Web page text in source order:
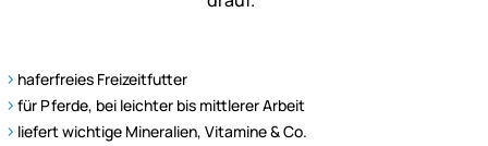
haferfreies Freizeitfutter
für Pferde, bei leichter bis mittlerer Arbeit
liefert wichtige Mineralien, Vitamine & Co.